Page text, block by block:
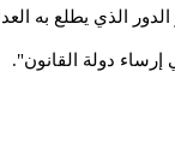
الدور الذي يطلع به
إرساء دولة القانون".